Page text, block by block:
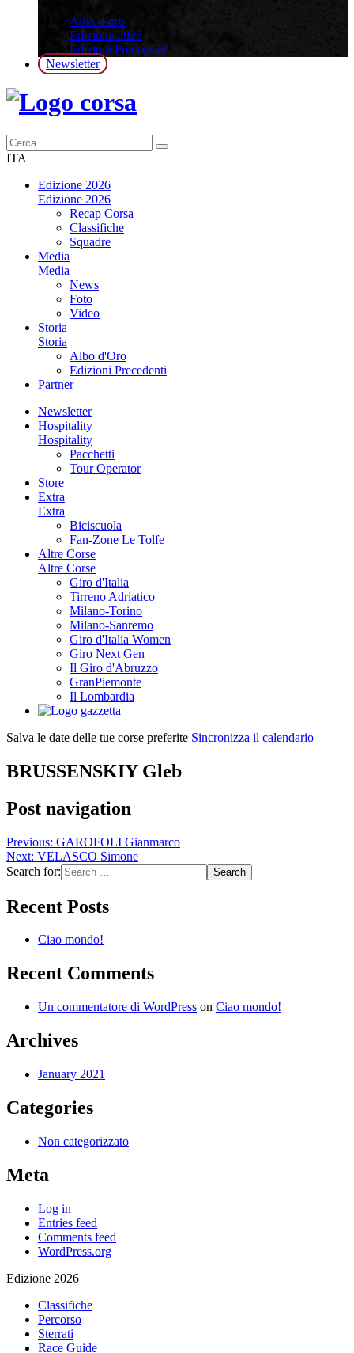
Albo d’oro
Edizione 2026
Edizioni Precedenti
Newsletter
ITA
Edizione 2026
Edizione 2026
Recap Corsa
Classifiche
Squadre
Media
Media
News
Foto
Video
Storia
Storia
Albo d'Oro
Edizioni Precedenti
Partner
Newsletter
Hospitality
Hospitality
Pacchetti
Tour Operator
Store
Extra
Extra
Biciscuola
Fan-Zone Le Tolfe
Altre Corse
Altre Corse
Giro d'Italia
Tirreno Adriatico
Milano-Torino
Milano-Sanremo
Giro d'Italia Women
Giro Next Gen
Il Giro d'Abruzzo
GranPiemonte
Il Lombardia
Salva le date delle tue corse preferite Sincronizza il calendario
BRUSSENSKIY Gleb
Post navigation
Previous: GAROFOLI Gianmarco
Next: VELASCO Simone
Search for:
Recent Posts
Ciao mondo!
Recent Comments
Un commentatore di WordPress on Ciao mondo!
Archives
January 2021
Categories
Non categorizzato
Meta
Log in
Entries feed
Comments feed
WordPress.org
Edizione 2026
Classifiche
Percorso
Sterrati
Race Guide